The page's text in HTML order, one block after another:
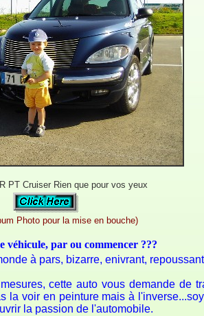
PT Cruiser Rien que pour vos yeux
Photo pour la mise en bouche)
véhicule, par ou commencer ???
à pars, bizarre, enivrant,
cette auto vous demande de
la voir en peinture mais à
la passion de l'automobile.